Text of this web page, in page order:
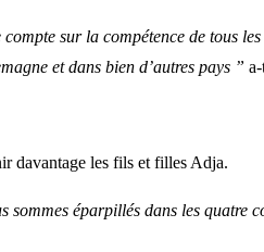
sur la compétence de tous
et dans bien d’autres pays ”
davantage les fils et filles Adja.
éparpillés dans les quatre